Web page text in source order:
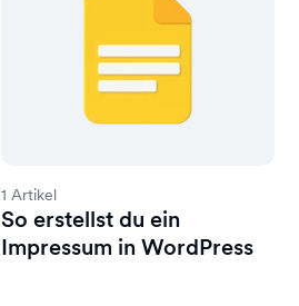
1 Artikel
So erstellst du ein
Impressum in WordPress